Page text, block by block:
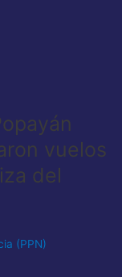
vuelos
del
(PPN)